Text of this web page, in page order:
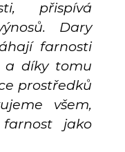
přispívá
Dary
farnosti
a díky tomu
prostředků
všem,
jako